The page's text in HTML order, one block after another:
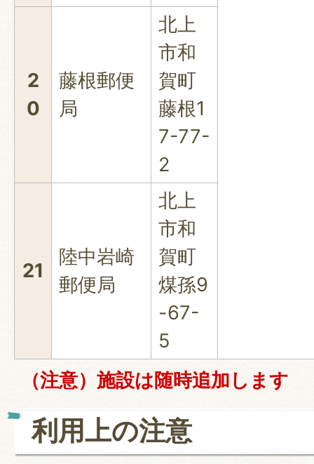
2
0
藤根郵便
局
北上
市和
賀町
藤根1
7-77-
2
21
陸中岩崎
郵便局
北上
市和
賀町
煤孫9
-67-
5
（注意）施設は随時追加します
利用上の注意